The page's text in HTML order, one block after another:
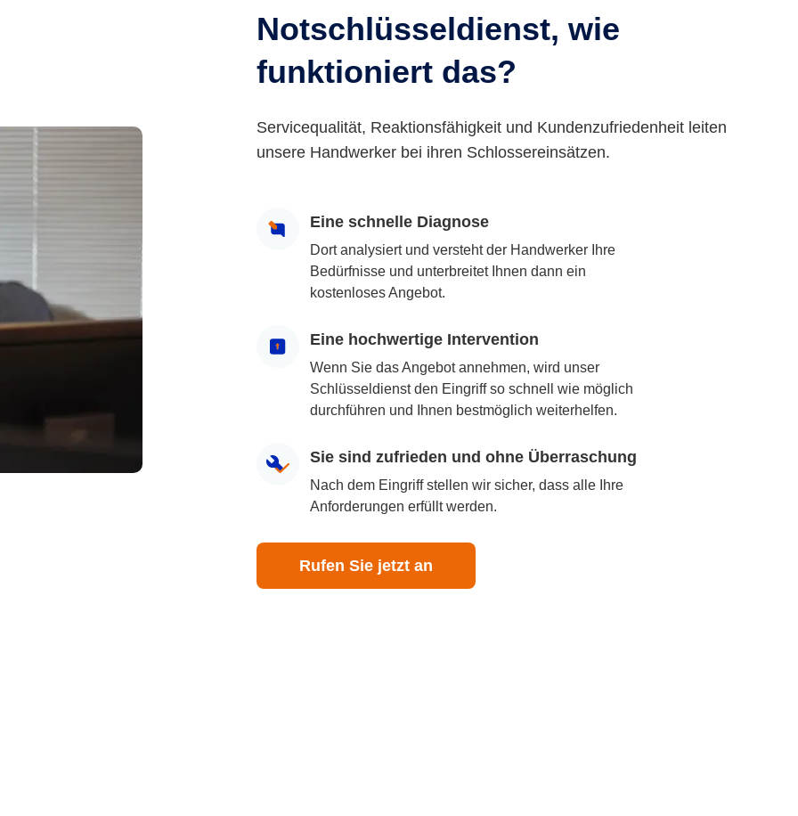
Notschlüsseldienst, wie
funktioniert das?
Servicequalität, Reaktionsfähigkeit und Kundenzufriedenheit leiten
unsere Handwerker bei ihren Schlossereinsätzen.
Eine schnelle Diagnose
Dort analysiert und versteht der Handwerker Ihre
Bedürfnisse und unterbreitet Ihnen dann ein
kostenloses Angebot.
Eine hochwertige Intervention
Wenn Sie das Angebot annehmen, wird unser
Schlüsseldienst den Eingriff so schnell wie möglich
durchführen und Ihnen bestmöglich weiterhelfen.
Sie sind zufrieden und ohne Überraschung
Nach dem Eingriff stellen wir sicher, dass alle Ihre
Anforderungen erfüllt werden.
Rufen Sie jetzt an